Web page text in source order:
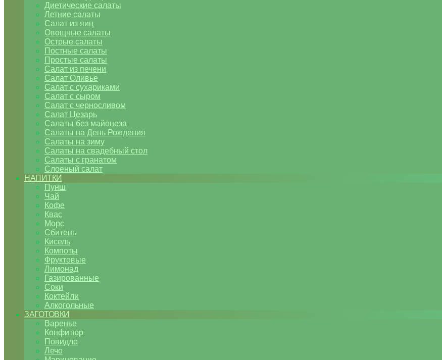
Диетические салаты
Летние салаты
Салат из яиц
Овощные салаты
Острые салаты
Постные салаты
Простые салаты
Салат из печени
Салат Оливье
Салат с сухариками
Салат с сыром
Салат с черносливом
Салат Цезарь
Салаты без майонеза
Салаты на День Рождения
Салаты на зиму
Салаты на свадебный стол
Салаты с гранатом
Слоеный салат
НАПИТКИ
Пунш
Чай
Кофе
Квас
Морс
Сбитень
Кисель
Компоты
Фруктовые
Лимонад
Газированные
Соки
Коктейли
Алкогольные
ЗАГОТОВКИ
Варенье
Конфитюр
Повидло
Лечо